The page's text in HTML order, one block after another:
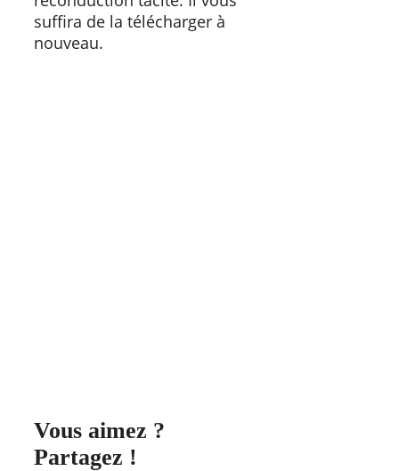
suffira de la télécharger à
nouveau.
Vous aimez ?
Partagez !